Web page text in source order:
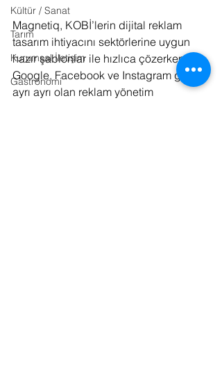
Kültür / Sanat
Tarım
Kurumsal İletişim
Gastronomi
Magnetiq, KOBİ’lerin dijital reklam
tasarım ihtiyacını sektörlerine uygun
hazır şablonlar ile hızlıca çözerken,
Google, Facebook ve Instagram gibi
ayrı ayrı olan reklam yönetim